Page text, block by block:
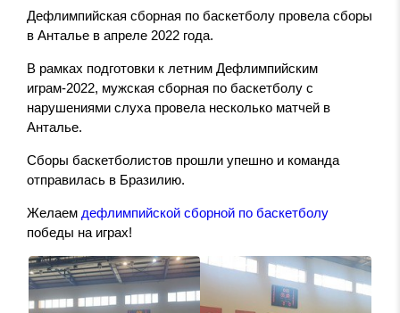
Дефлимпийская сборная по баскетболу провела сборы
в Анталье в апреле 2022 года.
В рамках подготовки к летним Дефлимпийским
играм-2022, мужская сборная по баскетболу с
нарушениями слуха провела несколько матчей в
Анталье.
Сборы баскетболистов прошли упешно и команда
отправилась в Бразилию.
Желаем дефлимпийской сборной по баскетболу
победы на играх!